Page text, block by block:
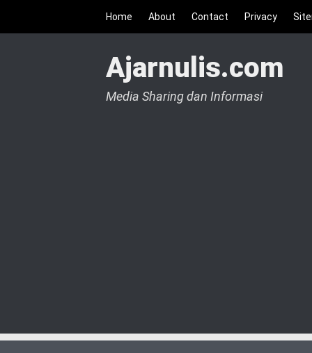
Home About Contact Privacy
Ajarnulis.com
Media Sharing dan Informasi